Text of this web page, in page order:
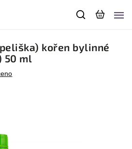
kořen bylinné
50 ml